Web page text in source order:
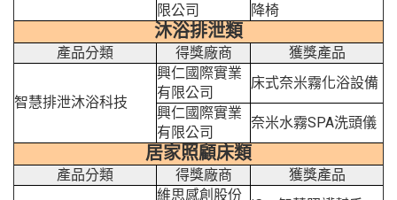
限公司
降椅
沐浴排泄類
產品分類 得獎廠商 獲獎產品
智慧排泄沐浴科技
興仁國際實業
有限公司
床式奈米霧化浴設備
興仁國際實業
有限公司
奈米水霧SPA洗頭儀
居家照顧床類
產品分類 得獎廠商 獲獎產品
維思感創股份